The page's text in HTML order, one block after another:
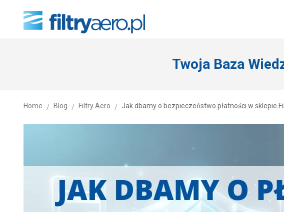
Twoja Baza
Home / Blog / Filtry Aero / Jak dbamy o bezpieczeństwo płatności w sklepie